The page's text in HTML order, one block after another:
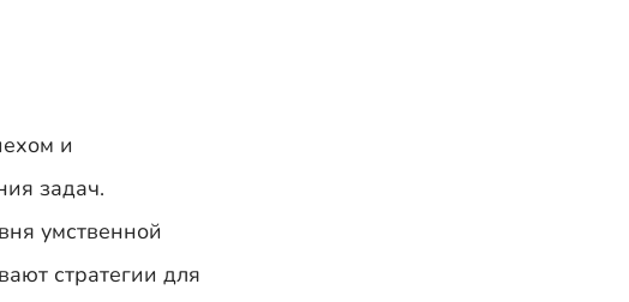
и
задач.
умственной
стратегии для